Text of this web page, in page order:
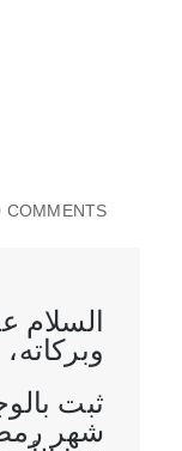
COMMENTS
السلام
وبركاته،
ثبت
شهر